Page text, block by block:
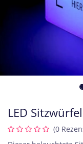
LED Sitzwürfel
(0